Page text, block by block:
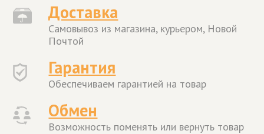
Доставка
Самовывоз из магазина, курьером, Новой
Почтой
Гарантия
Обеспечиваем гарантией на товар
Обмен
Возможность поменять или вернуть товар